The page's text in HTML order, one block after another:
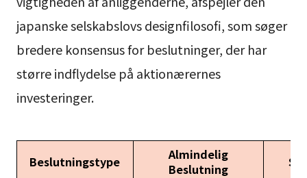
japanske selskabslovs designfilosofi, som søger
bredere konsensus for beslutninger, der har
større indflydelse på aktionærernes
investeringer.
Beslutningstype
Almindelig
Beslutning